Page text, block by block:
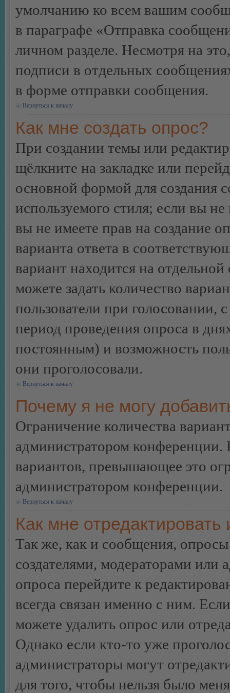
умолчанию ко всем вашим
в параграфе «Отправка
личном разделе. Несмотря на
подписи в отдельных
в форме отправки сообщения.
Вернуться к началу
Как мне создать опрос?
При создании темы или
щёлкните на закладке или
основной формой для создания
используемого стиля; если вы
вы не имеете прав на создание
варианта ответа в
вариант находится на
можете задать количество
пользователи при
период проведения опроса в
постоянным) и возможность
они проголосовали.
Вернуться к началу
Почему я не могу
Ограничение количества
администратором конференции.
вариантов, превышающее это
администратором конференции.
Вернуться к началу
Как мне
Так же, как и сообщения, опросы
создателями, модераторами или
опроса перейдите к
всегда связан именно с ним.
можете удалить опрос или
Однако если кто-то уже
администраторы могут
для того, чтобы нельзя было